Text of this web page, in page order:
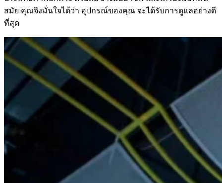
สมัย คุณจึงมั่นใจได้ว่า อุปกรณ์ของคุณ จะได้รับการดูแลอย่างดี
ที่สุด